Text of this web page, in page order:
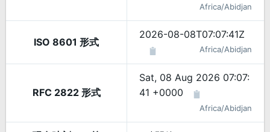
Africa/Abidjan
ISO 8601 形式
2026-08-08T07:07:41Z
Africa/Abidjan
RFC 2822 形式
Sat, 08 Aug 2026 07:07:
41 +0000
Africa/Abidjan